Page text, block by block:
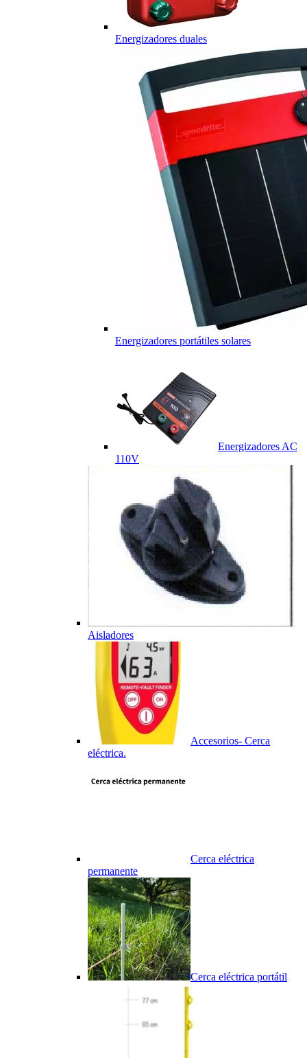
Energizadores duales
Energizadores portátiles solares
Energizadores AC
110V
Aisladores
Accesorios- Cerca
eléctrica.
Cerca eléctrica
permanente
Cerca eléctrica portátil